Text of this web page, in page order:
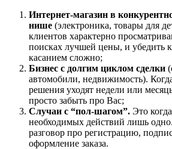
Интернет-магазин в
нише (электроника, товары для
клиентов характерно
поисках лучшей цены, и убедить
касанием сложно;
Бизнес с долгим циклом сделки
автомобили, недвижимость).
решения уходят недели или
просто забыть про Вас;
Случаи с “пол-шагом”. Это
необходимых действий лишь
разговор про регистрацию,
оформление заказа.